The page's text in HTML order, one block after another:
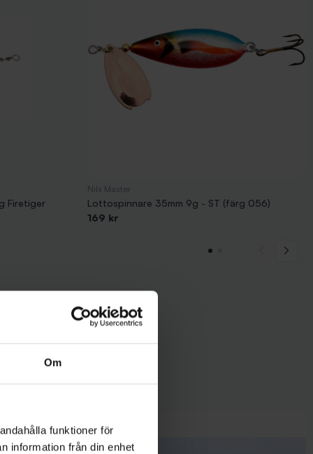
Om
funktioner för
information från din enhet
Firetiger
Lottospinnare 35mm 9g - ST (färg 056)
169 kr